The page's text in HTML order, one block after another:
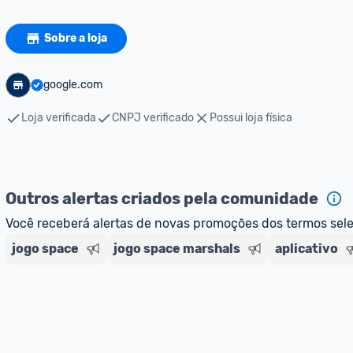
Sobre a loja
google.com
Loja verificada CNPJ verificado Possui loja física
Outros alertas criados pela comunidade
Você receberá alertas de novas promoções dos termos
jogo space
jogo space marshals aplicativo